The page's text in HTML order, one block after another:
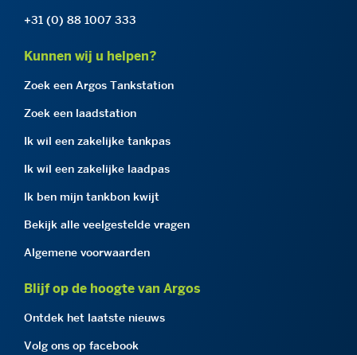
+31 (0) 88 1007 333
Kunnen wij u helpen?
Zoek een Argos Tankstation
Zoek een laadstation
Ik wil een zakelijke tankpas
Ik wil een zakelijke laadpas
Ik ben mijn tankbon kwijt
Bekijk alle veelgestelde vragen
Algemene voorwaarden
Blijf op de hoogte van Argos
Ontdek het laatste nieuws
Volg ons op facebook